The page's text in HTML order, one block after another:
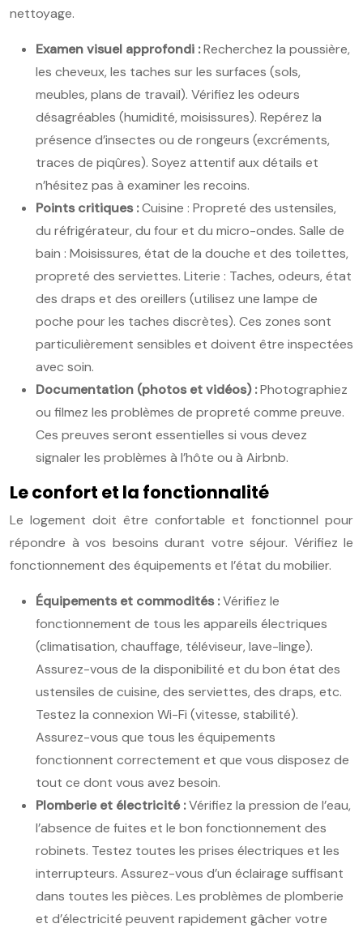
nettoyage.
Examen visuel approfondi :Recherchez la poussière,
les cheveux, les taches sur les surfaces (sols,
meubles, plans de travail). Vérifiez les odeurs
désagréables (humidité, moisissures). Repérez la
présence d’insectes ou de rongeurs (excréments,
traces de piqûres). Soyez attentif aux détails et
n’hésitez pas à examiner les recoins.
Points critiques :Cuisine : Propreté des ustensiles,
du réfrigérateur, du four et du micro-ondes. Salle de
bain : Moisissures, état de la douche et des toilettes,
propreté des serviettes. Literie : Taches, odeurs, état
des draps et des oreillers (utilisez une lampe de
poche pour les taches discrètes). Ces zones sont
particulièrement sensibles et doivent être inspectées
avec soin.
Documentation (photos et vidéos) :Photographiez
ou filmez les problèmes de propreté comme preuve.
Ces preuves seront essentielles si vous devez
signaler les problèmes à l’hôte ou à Airbnb.
Le confort et la fonctionnalité
Le logement doit être confortable et fonctionnel pour
répondre à vos besoins durant votre séjour. Vérifiez le
fonctionnement des équipements et l’état du mobilier.
Équipements et commodités :Vérifiez le
fonctionnement de tous les appareils électriques
(climatisation, chauffage, téléviseur, lave-linge).
Assurez-vous de la disponibilité et du bon état des
ustensiles de cuisine, des serviettes, des draps, etc.
Testez la connexion Wi-Fi (vitesse, stabilité).
Assurez-vous que tous les équipements
fonctionnent correctement et que vous disposez de
tout ce dont vous avez besoin.
Plomberie et électricité :Vérifiez la pression de l’eau,
l’absence de fuites et le bon fonctionnement des
robinets. Testez toutes les prises électriques et les
interrupteurs. Assurez-vous d’un éclairage suffisant
dans toutes les pièces. Les problèmes de plomberie
et d’électricité peuvent rapidement gâcher votre